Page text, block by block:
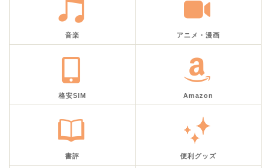
音楽 アニメ・漫画
格安SIM Amazon
書評 便利グッズ